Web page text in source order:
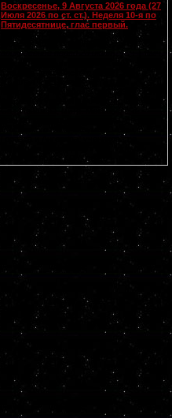
Воскресенье, 9 Августа 2026 года (27
Июля 2026 по ст. ст.). Неделя 10-я по
Пятидесятнице, глас первый.
Собор Смоленских святых
переходящее празднование в
воскресенье перед 28 июля
[.:]
Вмч.
(305). Прп.
Германа Аляскинского (1837). Блж.
Николая Кочанова, Христа ради
юродивого, Новгородского (1392). Прп.
Анфисы игумении и 90 сестер ее (VIII).
Свт. Иоасафа, митр. Московского.
Охридского (916), Наума, Саввы,
Горазда и Ангеляра, учеников свв.
Христодула (1777) (
Греч.